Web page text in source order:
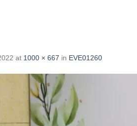
at 1000 × 667 in EVE01260